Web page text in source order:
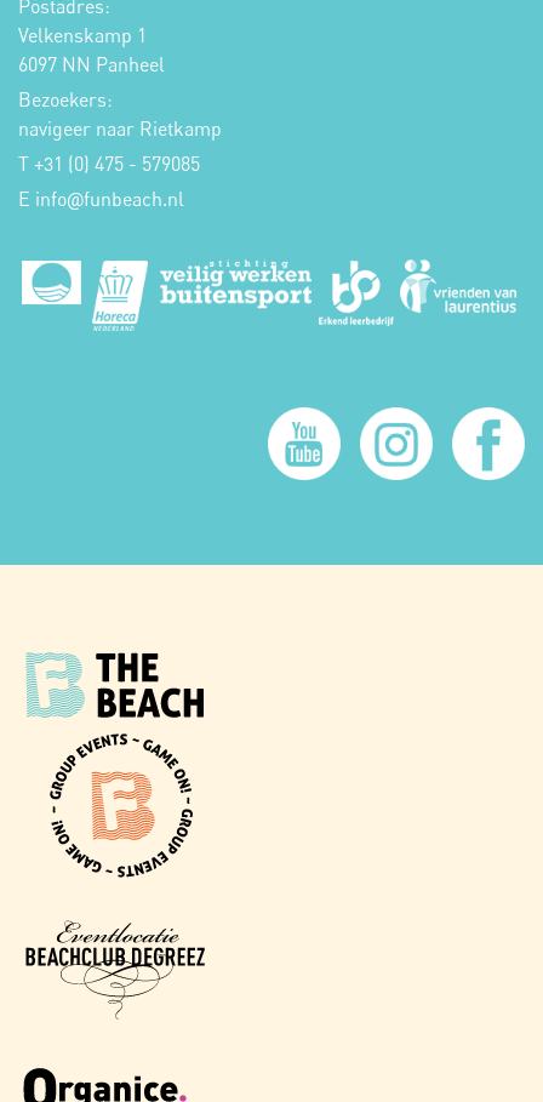
Postadres:
Velkenskamp 1
6097 NN Panheel
Bezoekers:
navigeer naar Rietkamp
T +31 (0) 475 - 579085
E info@funbeach.nl